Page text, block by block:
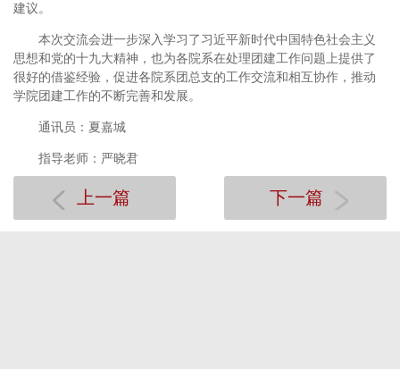
建议。
本次交流会进一步深入学习了习近平新时代中国特色社会主义
思想和党的十九大精神，也为各院系在处理团建工作问题上提供了
很好的借鉴经验，促进各院系团总支的工作交流和相互协作，推动
学院团建工作的不断完善和发展。
通讯员：夏嘉城
指导老师：严晓君
上一篇 下一篇